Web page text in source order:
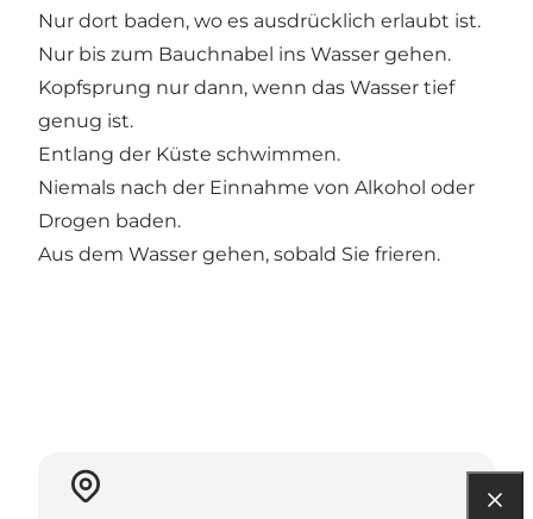
Nur dort baden, wo es ausdrücklich erlaubt ist.
Nur bis zum Bauchnabel ins Wasser gehen.
Kopfsprung nur dann, wenn das Wasser tief
genug ist.
Entlang der Küste schwimmen.
Niemals nach der Einnahme von Alkohol oder
Drogen baden.
Aus dem Wasser gehen, sobald Sie frieren.